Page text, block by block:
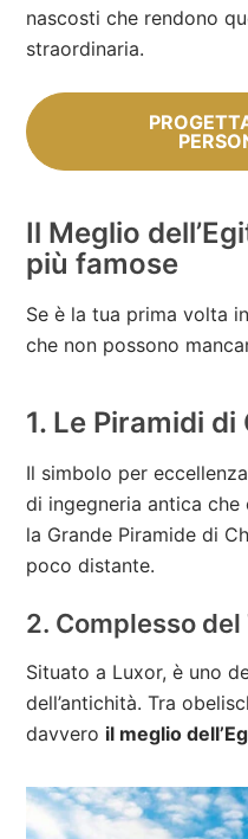
nascosti che rendono
straordinaria.
Il Meglio
più famose
Se è la tua prima volta
che non possono
1. Le Piramidi di
Il simbolo per
di ingegneria antica che
la Grande Piramide di
poco distante.
2. Complesso
Situato a Luxor, è uno
dell’antichità. Tra
davvero il meglio